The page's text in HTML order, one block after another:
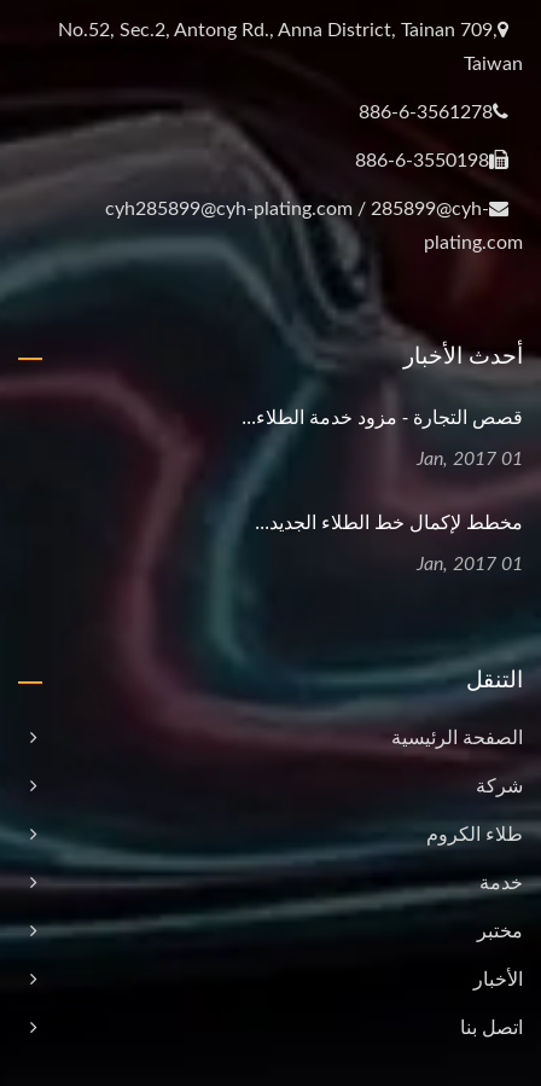
No.52, Sec.2, Antong Rd., Anna District, Tainan 709,
Taiwan
886-6-3561278
886-6-3550198
cyh285899@cyh-plating.com / 285899@cyh-
plating.com
أحدث الأخبار
قصص التجارة - مزود خدمة الطلاء...
01 Jan, 2017
مخطط لإكمال خط الطلاء الجديد...
01 Jan, 2017
التنقل
الصفحة الرئيسية
شركة
طلاء الكروم
خدمة
مختبر
الأخبار
اتصل بنا